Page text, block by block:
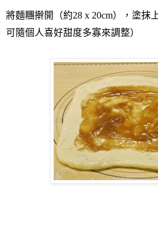
將麵糰擀開（約28 x 20cm），塗抹
可隨個人喜好甜度多寡來調整）